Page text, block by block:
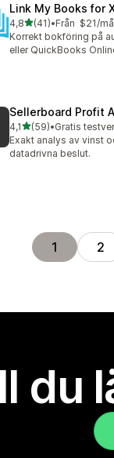
Link My Books for
4,8av 5 stjärnor
(41)
41 recensioner totalt
•Från $21/
Korrekt bokföring på
eller QuickBooks
Sellerboard Profit
4,1av 5 stjärnor
(59)
59 recensioner totalt
•Gratis
Exakt analys av vinst
datadrivna beslut.
1 2
du